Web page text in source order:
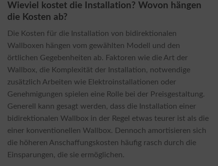
Wieviel kostet die Installation? Wovon hängen
die Kosten ab?
Die Kosten für die Installation von bidirektionalen
Wallboxen hängen vom gewählten Modell und den
örtlichen Gegebenheiten ab. Faktoren wie die Art der
Wallbox, die Komplexität der Installation, notwendige
zusätzlich Arbeiten wie Elektroinstallationen oder
Genehmigungen spielen eine Rolle bei der Preisgestaltung.
Generell kann gesagt werden, dass die Installation einer
bidirektionalen Wallbox in der Regel etwas teurer ist als die
einer konventionellen Wallbox. Dennoch amortisieren sich
die höheren Anschaffungskosten häufig rasch durch die
Einsparungen, die sie ermöglichen.